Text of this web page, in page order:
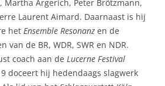
Martha Argerich, Peter Brötzmann,
Laurent Aimard. Daarnaast is hij
het Ensemble Resonanz en de
van de BR, WDR, SWR en NDR.
coach aan de Lucerne Festival
doceert hij hedendaags slagwerk